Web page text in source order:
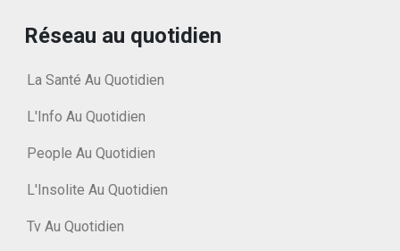
Réseau au quotidien
La Santé Au Quotidien
L'Info Au Quotidien
People Au Quotidien
L'Insolite Au Quotidien
Tv Au Quotidien